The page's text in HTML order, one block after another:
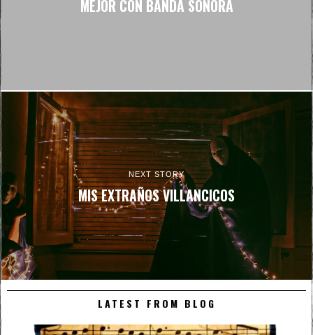
MEJOR CON BANDA SONORA
NEXT STORY
MIS EXTRAÑOS VILLANCICOS
LATEST FROM BLOG